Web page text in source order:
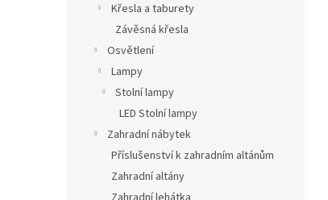
Křesla a taburety
Závěsná křesla
Osvětlení
Lampy
Stolní lampy
LED Stolní lampy
Zahradní nábytek
Příslušenství k zahradním altánům
Zahradní altány